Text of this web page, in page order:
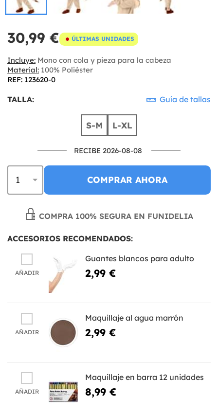
30,99 € ÚLTIMAS UNIDADES
Incluye: Mono con cola y pieza para la cabeza
Material: 100% Poliéster
REF: 123620-0
TALLA: Guía de tallas
S-M L-XL
RECIBE 2026-08-08
COMPRAR AHORA
COMPRA 100% SEGURA EN FUNIDELIA
ACCESORIOS RECOMENDADOS:
AÑADIR
Guantes blancos para adulto
2,99 €
AÑADIR
Maquillaje al agua marrón
2,99 €
AÑADIR
Maquillaje en barra 12 unidades
8,99 €